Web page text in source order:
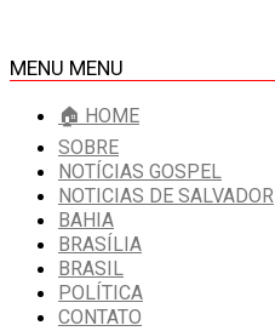
MENU MENU
🏠 HOME
SOBRE
NOTÍCIAS GOSPEL
NOTICIAS DE SALVADOR
BAHIA
BRASÍLIA
BRASIL
POLÍTICA
CONTATO